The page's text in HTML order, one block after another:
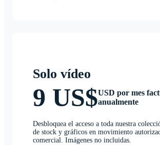
Solo vídeo
9 US$USD por mes
anualmente
Desbloquea el acceso a toda nuestra
de stock y gráficos en movimiento
comercial. Imágenes no incluidas.